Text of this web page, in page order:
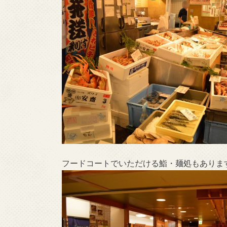
フードコートでいただける鮨・麺処もありま